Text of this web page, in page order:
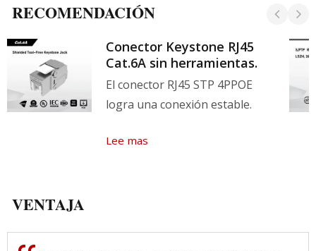
RECOMENDACIÓN
Conector Keystone RJ45
Cat.6A sin herramientas.
El conector RJ45 STP 4PPOE
logra una conexión estable.
Lee mas
VENTAJA